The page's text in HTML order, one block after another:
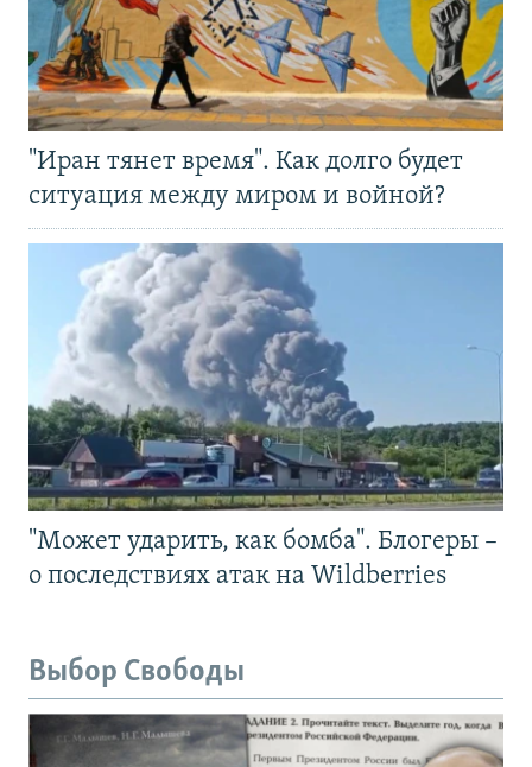
"Иран тянет время". Как долго будет
ситуация между миром и войной?
"Может ударить, как бомба". Блогеры –
о последствиях атак на Wildberries
Выбор Свободы